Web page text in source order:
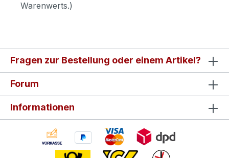
Warenwerts.)
Fragen zur Bestellung oder einem Artikel?
Forum
Informationen